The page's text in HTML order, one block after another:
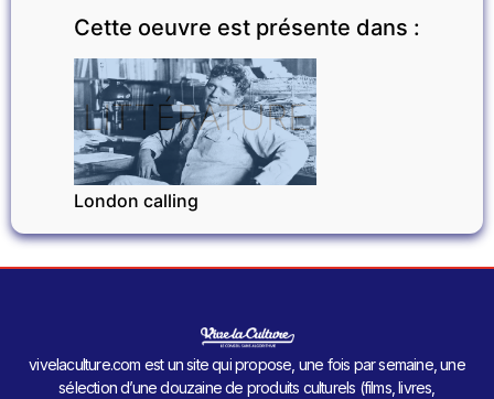
Cette oeuvre est présente dans :
LITTÉRATURE
London calling
vivelaculture.com est un site qui propose, une fois par semaine, une
sélection d’une douzaine de produits culturels (films, livres,